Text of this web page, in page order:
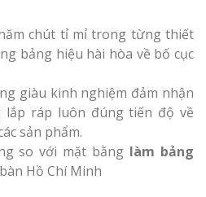
chút tỉ mỉ trong từng thiết
bảng hiệu hài hòa về bố cục
giàu kinh nghiệm đảm nhận
lắp ráp luôn đúng tiến độ về
sản phẩm.
so với mặt bằng làm bảng
Hồ Chí Minh